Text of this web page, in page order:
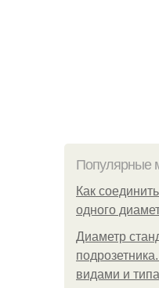
Популярные
Как
одного
Диаметр
видами и